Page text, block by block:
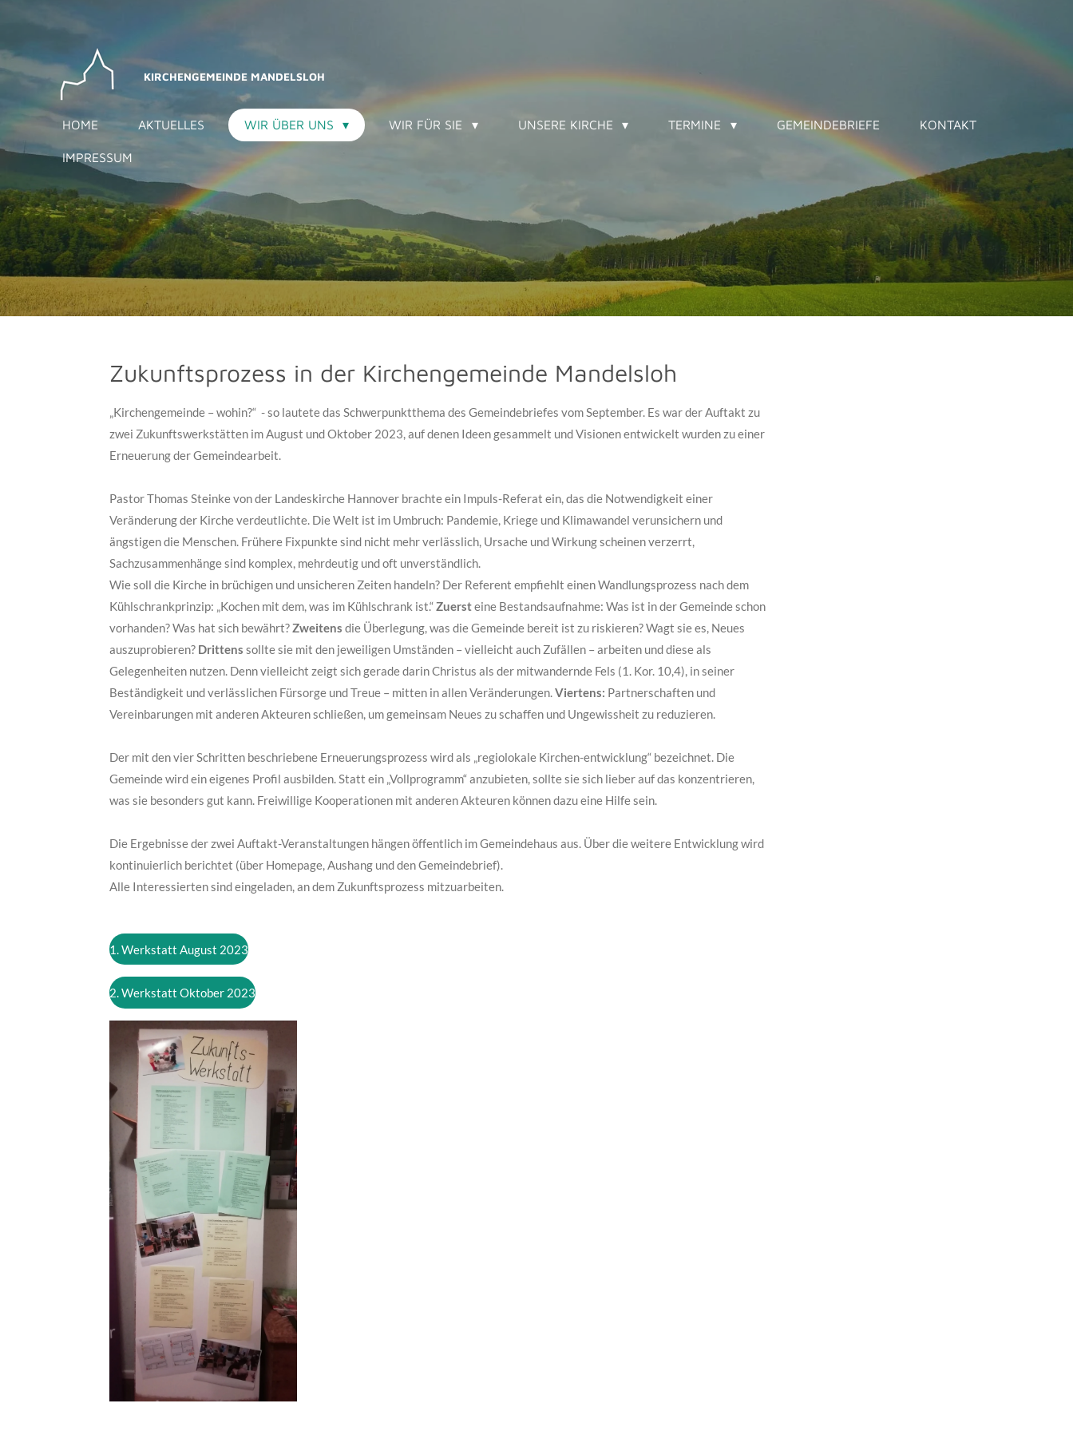
springen
KIRCHENGEMEINDE MANDELSLOH
HOME AKTUELLES WIR ÜBER UNS WIR FÜR SIE UNSERE KIRCHE TERMINE GEMEINDEBRIEFE KONTAKT
IMPRESSUM
Zukunftsprozess in der Kirchengemeinde Mandelsloh
„Kirchengemeinde – wohin?“ - so lautete das Schwerpunktthema des Gemeindebriefes vom September. Es war der Auftakt zu
zwei Zukunftswerkstätten im August und Oktober 2023, auf denen Ideen gesammelt und Visionen entwickelt wurden zu einer
Erneuerung der Gemeindearbeit.
Pastor Thomas Steinke von der Landeskirche Hannover brachte ein Impuls-Referat ein, das die Notwendigkeit einer
Veränderung der Kirche verdeutlichte. Die Welt ist im Umbruch: Pandemie, Kriege und Klimawandel verunsichern und
ängstigen die Menschen. Frühere Fixpunkte sind nicht mehr verlässlich, Ursache und Wirkung scheinen verzerrt,
Sachzusammenhänge sind komplex, mehrdeutig und oft unverständlich.
Wie soll die Kirche in brüchigen und unsicheren Zeiten handeln? Der Referent empfiehlt einen Wandlungsprozess nach dem
Kühlschrankprinzip: „Kochen mit dem, was im Kühlschrank ist.“Zuersteine Bestandsaufnahme: Was ist in der Gemeinde schon
vorhanden? Was hat sich bewährt?Zweitens die Überlegung, was die Gemeinde bereit ist zu riskieren? Wagt sie es, Neues
auszuprobieren? Drittens sollte sie mit den jeweiligen Umständen – vielleicht auch Zufällen – arbeiten und diese als
Gelegenheiten nutzen. Denn vielleicht zeigt sich gerade darin Christus als der mitwandernde Fels (1. Kor. 10,4), in seiner
Beständigkeit und verlässlichen Fürsorge und Treue – mitten in allen Veränderungen.Viertens: Partnerschaften und
Vereinbarungen mit anderen Akteuren schließen, um gemeinsam Neues zu schaffen und Ungewissheit zu reduzieren.
Der mit den vier Schritten beschriebene Erneuerungsprozess wird als „regiolokale Kirchen-entwicklung“ bezeichnet. Die
Gemeinde wird ein eigenes Profil ausbilden. Statt ein „Vollprogramm“ anzubieten, sollte sie sich lieber auf das konzentrieren,
was sie besonders gut kann. Freiwillige Kooperationen mit anderen Akteuren können dazu eine Hilfe sein.
Die Ergebnisse der zwei Auftakt-Veranstaltungen hängen öffentlich im Gemeindehaus aus. Über die weitere Entwicklung wird
kontinuierlich berichtet (über Homepage, Aushang und den Gemeindebrief).
Alle Interessierten sind eingeladen, an dem Zukunftsprozess mitzuarbeiten.
1. Werkstatt August 2023
2. Werkstatt Oktober 2023